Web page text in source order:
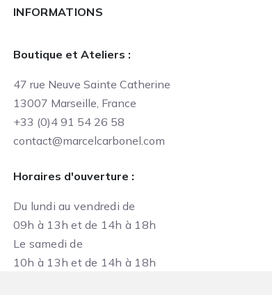
INFORMATIONS
Boutique et Ateliers :
47 rue Neuve Sainte Catherine
13007 Marseille, France
+33 (0)4 91 54 26 58
contact@marcelcarbonel.com
Horaires d'ouverture :
Du lundi au vendredi de
09h à 13h et de 14h à 18h
Le samedi de
10h à 13h et de 14h à 18h